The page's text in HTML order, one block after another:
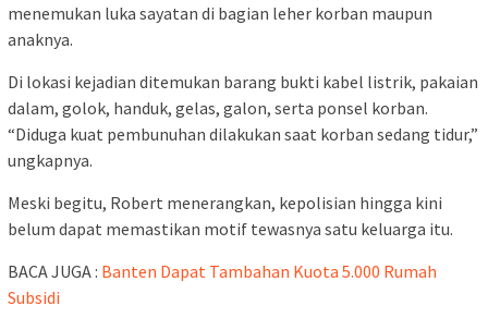
menemukan luka sayatan di bagian leher korban maupun
anaknya.
Di lokasi kejadian ditemukan barang bukti kabel listrik, pakaian
dalam, golok, handuk, gelas, galon, serta ponsel korban.
“Diduga kuat pembunuhan dilakukan saat korban sedang tidur,”
ungkapnya.
Meski begitu, Robert menerangkan, kepolisian hingga kini
belum dapat memastikan motif tewasnya satu keluarga itu.
BACA JUGA : Banten Dapat Tambahan Kuota 5.000 Rumah
Subsidi